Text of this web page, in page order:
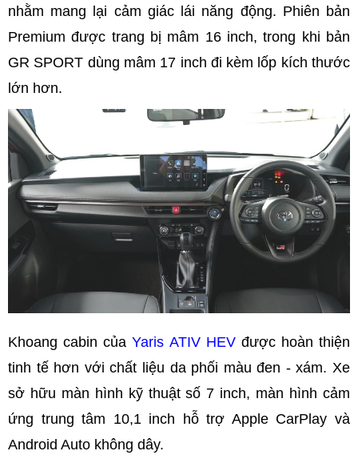
nhằm mang lại cảm giác lái năng động. Phiên bản
Premium được trang bị mâm 16 inch, trong khi bản
GR SPORT dùng mâm 17 inch đi kèm lốp kích thước
lớn hơn.
Khoang cabin củaYaris ATIV HEV được hoàn thiện
tinh tế hơn với chất liệu da phối màu đen - xám. Xe
sở hữu màn hình kỹ thuật số 7 inch, màn hình cảm
ứng trung tâm 10,1 inch hỗ trợ Apple CarPlay và
Android Auto không dây.